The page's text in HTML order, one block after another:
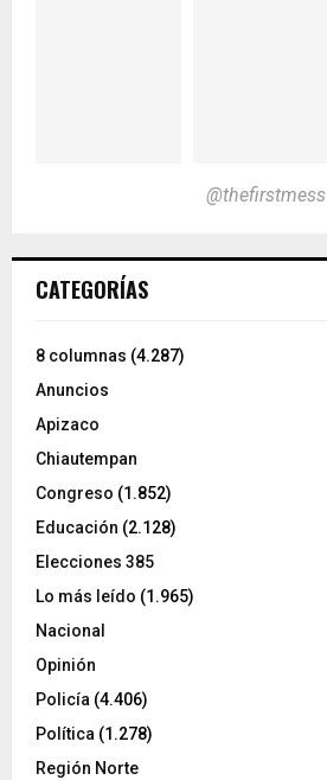
@thefirstmess
CATEGORÍAS
8 columnas (4.287)
Anuncios
Apizaco
Chiautempan
Congreso (1.852)
Educación (2.128)
Elecciones 385
Lo más leído (1.965)
Nacional
Opinión
Policía (4.406)
Política (1.278)
Región Norte